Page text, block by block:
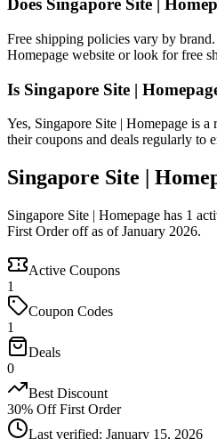
Does Singapore Site |
Free shipping policies vary by
Homepage website or look for free
Is Singapore Site |
Yes, Singapore Site | Homepage is
their coupons and deals regularly to
Singapore Site |
Singapore Site | Homepage has 1
First Order off as of January 2026.
Active Coupons
1
Coupon Codes
1
Deals
0
Best Discount
30% Off First Order
Last verified: January 15, 2026